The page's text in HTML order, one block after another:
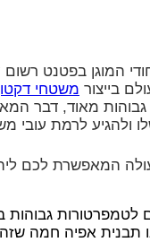
ייחודי המוגן בפטנט
בייצור משטחי
גבוהות מאוד, דבר
ולהגיע לרמת עובי
המאפשרת לכם
לטמפרטורות גבוהות
אפיה חמה